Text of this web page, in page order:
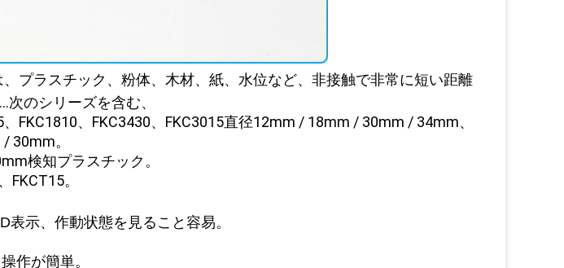
プラスチック、粉体、木材、紙、水位など、非接触で非常に短い距離
次のシリーズを含む、
FKC1810、FKC3430、FKC3015直径12mm / 18mm / 30mm / 34mm、
30mm。
検知プラスチック。
FKCT15。
示、作動状態を見ること容易。
作が簡単。